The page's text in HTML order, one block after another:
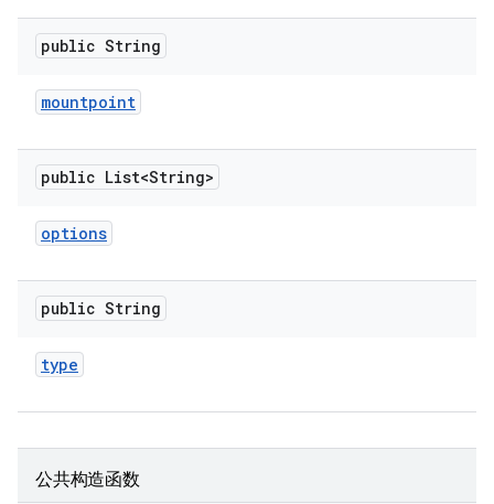
public String
mountpoint
public List<String>
options
public String
type
公共构造函数